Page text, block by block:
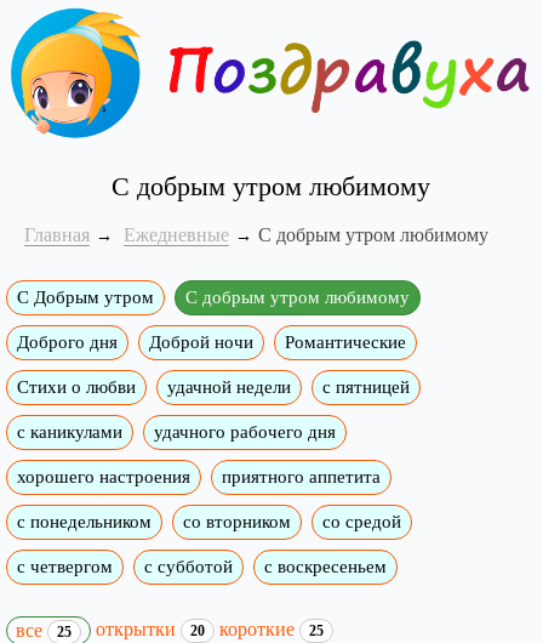
C добрым утром любимому
Главная Ежедневные C добрым утром любимому
С Добрым утром C добрым утром любимому
Доброго дня Доброй ночи Романтические
Стихи о любви удачной недели c пятницей
с каникулами удачного рабочего дня
хорошего настроения приятного аппетита
с понедельником со вторником со средой
с четвергом с субботой с воскресеньем
все 25 открытки 20 короткие 25